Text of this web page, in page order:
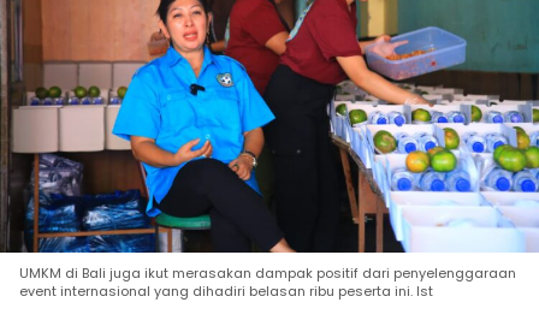
UMKM di Bali juga ikut merasakan dampak positif dari penyelenggaraan
event internasional yang dihadiri belasan ribu peserta ini. Ist